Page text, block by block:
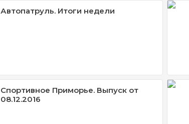
Автопатруль. Итоги недели
Спортивное Приморье. Выпуск от
08.12.2016